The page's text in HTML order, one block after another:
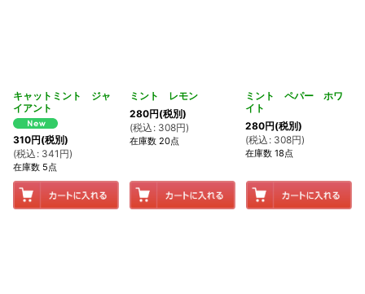
キャットミント ジャ
イアント
310円(税別)
(税込 : 341 円)
在庫数 5点
ミント レモン
280円(税別)
(税込 : 308円)
在庫数 20点
ミント ペパー ホワ
イト
280円(税別)
(税込 : 308円)
在庫数 18点